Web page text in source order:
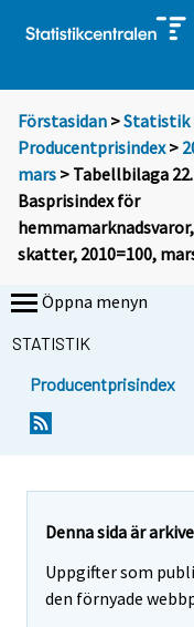
Förstasidan >Statistik
Producentprisindex>
mars > Tabellbilaga 22.
Basprisindex för
skatter, 2010=100,
Öppna menyn
STATISTIK
Producentprisindex
Denna sida är
Uppgifter som
den förnyade